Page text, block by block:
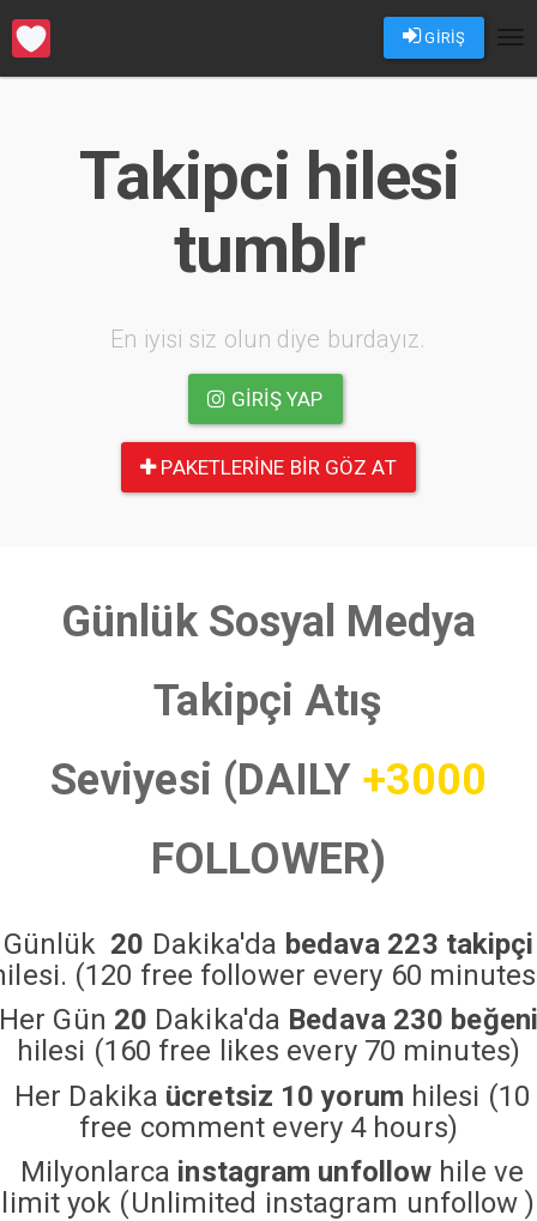
GİRİŞ
Takipci hilesi
tumblr
En iyisi siz olun diye burdayız.
GIRIŞ YAP
PAKETLERINE BIR GÖZ AT
Günlük Sosyal Medya
Takipçi Atış
Seviyesi (DAILY +3000
FOLLOWER)
Günlük 20 Dakika'da bedava 223 takipçi
(120 free follower every 60
Her Gün 20 Dakika'da Bedava 230 beğeni
hilesi (160 free likes every 70 minutes)
Her Dakika ücretsiz 10 yorum hilesi (10
free comment every 4 hours)
Milyonlarca instagram unfollow hile ve
limit yok (Unlimited instagram unfollow )